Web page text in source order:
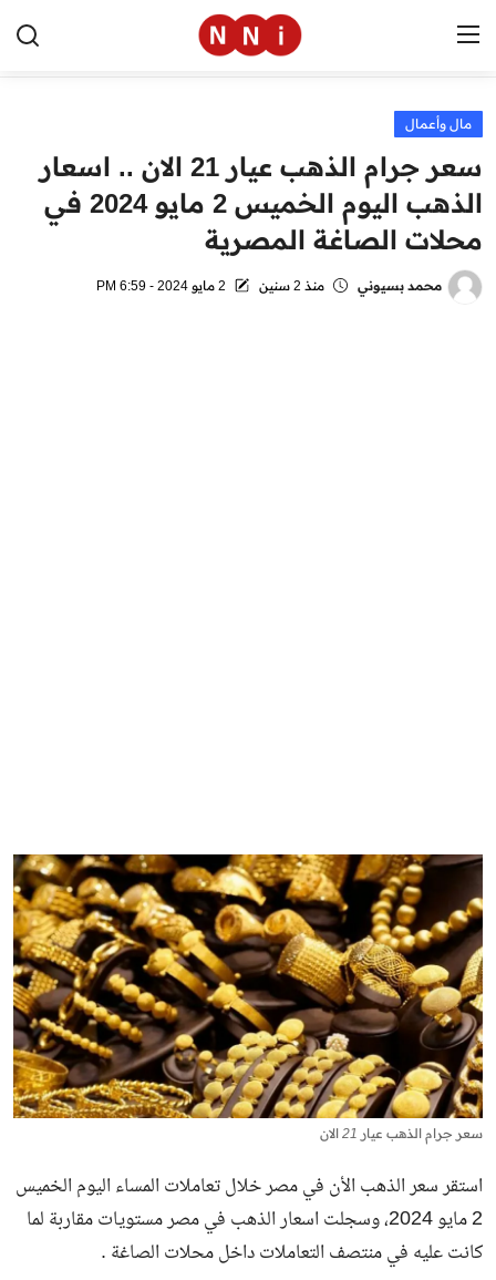
الرئيسية
اخبار مصر
العالم
الرياضة
مال وأعمال
سعر جرام الذهب عيار 21 الان .. اسعار
الذهب اليوم الخميس 2 مايو 2024 في
محلات الصاغة المصرية
محمد بسيوني منذ 2 سنين 2 مايو 2024 - 6:59 PM
سعر جرام الذهب عيار 21 الان
استقر سعر الذهب الأن في مصر خلال تعاملات المساء اليوم الخميس
2 مايو 2024، وسجلت اسعار الذهب في مصر مستويات مقاربة لما
كانت عليه في منتصف التعاملات داخل محلات الصاغة .